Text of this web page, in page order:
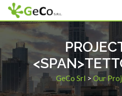
GeCo Srl >Our